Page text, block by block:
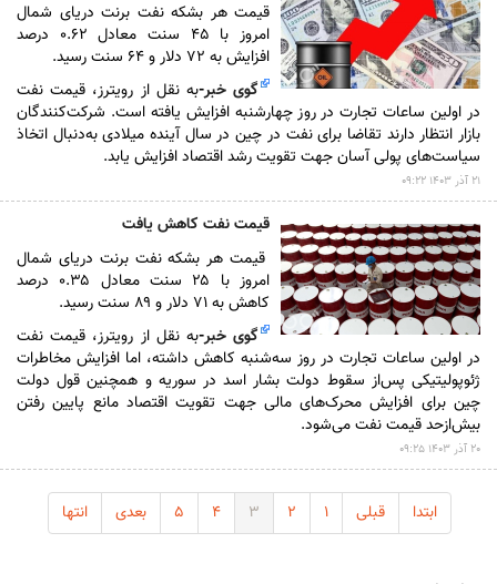
قیمت هر بشکه نفت برنت دریای شمال
امروز با ۴۵ سنت معادل ۰.۶۲ درصد
افزایش به ۷۲ دلار و ۶۴ سنت رسید.
گوی خبر-به نقل از رویترز، قیمت نفت
در اولین ساعات تجارت در روز چهارشنبه افزایش یافته است. شرکت‌کنندگان
بازار انتظار دارند تقاضا برای نفت در چین در سال آینده میلادی به‌دنبال اتخاذ
سیاست‌های پولی آسان جهت تقویت رشد اقتصاد افزایش یابد.
۲۱ آذر ۱۴۰۳ ۰۹:۲۲
قیمت نفت کاهش یافت
قیمت هر بشکه نفت برنت دریای شمال
امروز با ۲۵ سنت معادل ۰.۳۵ درصد
کاهش به ۷۱ دلار و ۸۹ سنت رسید.
گوی خبر-به نقل از رویترز، قیمت نفت
در اولین ساعات تجارت در روز سه‌شنبه کاهش داشته، اما افزایش مخاطرات
ژئوپولیتیکی پس‌از سقوط دولت بشار اسد در سوریه و همچنین قول دولت
چین برای افزایش محرک‌های مالی جهت تقویت اقتصاد مانع پایین رفتن
بیش‌ازحد قیمت نفت می‌شود.
۲۰ آذر ۱۴۰۳ ۰۹:۲۵
ابتدا قبلی ۱ ۲ ۳ ۴ ۵ بعدی انتها